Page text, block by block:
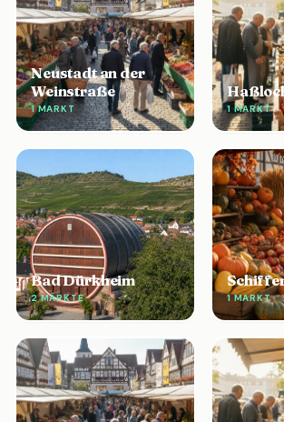
Neustadt an der
Weinstraße
1 MARKT 1 MARKT
Bad Dürkheim
2 MÄRKTE 1 MARKT